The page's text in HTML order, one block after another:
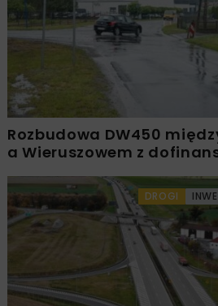
Rozbudowa DW450
a Wieruszowem z
DROGI